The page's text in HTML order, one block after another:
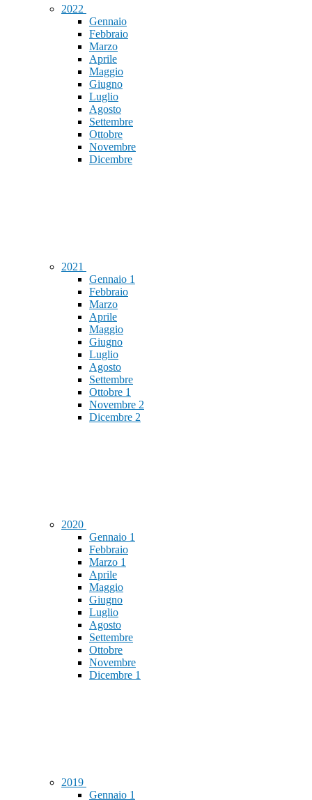
2022
Gennaio
Febbraio
Marzo
Aprile
Maggio
Giugno
Luglio
Agosto
Settembre
Ottobre
Novembre
Dicembre
2021
Gennaio 1
Febbraio
Marzo
Aprile
Maggio
Giugno
Luglio
Agosto
Settembre
Ottobre 1
Novembre 2
Dicembre 2
2020
Gennaio 1
Febbraio
Marzo 1
Aprile
Maggio
Giugno
Luglio
Agosto
Settembre
Ottobre
Novembre
Dicembre 1
2019
Gennaio 1